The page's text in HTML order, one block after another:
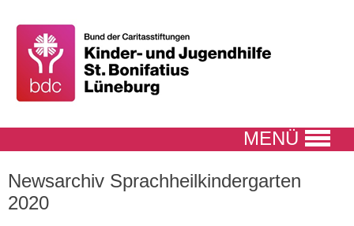
MENÜ
Newsarchiv Sprachheilkindergarten
2020